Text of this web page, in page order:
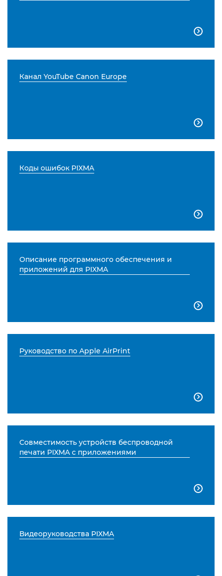

Канал YouTube Canon Europe

Коды ошибок PIXMA

Описание программного обеспечения и
приложений для PIXMA

Руководство по Apple AirPrint

Совместимость устройств беспроводной
печати PIXMA с приложениями

Видеоруководства PIXMA